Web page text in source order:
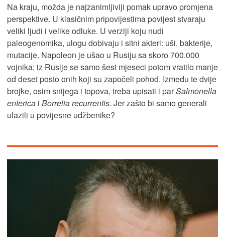
Na kraju, možda je najzanimljiviji pomak upravo promjena
perspektive. U klasičnim pripovijestima povijest stvaraju
veliki ljudi i velike odluke. U verziji koju nudi
paleogenomika, ulogu dobivaju i sitni akteri: uši, bakterije,
mutacije. Napoleon je ušao u Rusiju sa skoro 700.000
vojnika; iz Rusije se samo šest mjeseci potom vratilo manje
od deset posto onih koji su započeli pohod. Između te dvije
brojke, osim snijega i topova, treba upisati i parSalmonella
enterica i Borrelia recurrentis. Jer zašto bi samo generali
ulazili u povijesne udžbenike?